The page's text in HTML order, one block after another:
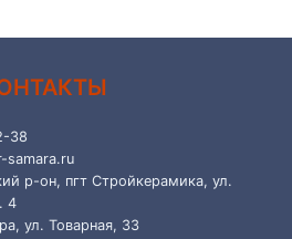
38
samara.ru
р-он, пгт Стройкерамика, ул.
4
ул. Товарная, 33